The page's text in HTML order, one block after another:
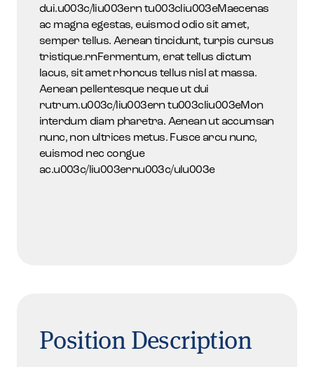
dui.u003c/liu003ern tu003cliu003eMaecenas
ac magna egestas, euismod odio sit amet,
semper tellus. Aenean tincidunt, turpis cursus
tristique.rnFermentum, erat tellus dictum
lacus, sit amet rhoncus tellus nisl at massa.
Aenean pellentesque neque ut dui
rutrum.u003c/liu003ern tu003cliu003eMon
interdum diam pharetra. Aenean ut accumsan
nunc, non ultrices metus. Fusce arcu nunc,
euismod nec congue
ac.u003c/liu003ernu003c/ulu003e
Position Description